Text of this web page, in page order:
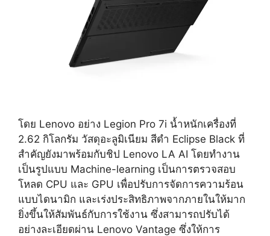
โดย Lenovo อย่าง Legion Pro 7i น้ำหนักเครื่องที่
2.62 กิโลกรัม วัสดุอะลูมิเนียม สีดำ Eclipse Black ที่
สำคัญยังมาพร้อมกับชิป Lenovo LA AI โดยทำงาน
เป็นรูปแบบ Machine-learning เป็นการตรวจสอบ
โหลด CPU และ GPU เพื่อปรับการจัดการความร้อน
แบบไดนามิก และเร่งประสิทธิภาพจากภายในให้มาก
ยิ่งขึ้นให้สัมพันธ์กับการใช้งาน ซึ่งสามารถปรับได้
อย่างละเอียดผ่าน Lenovo Vantage ซึ่งให้การ